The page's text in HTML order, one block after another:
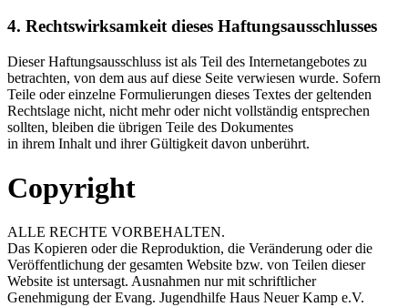
4. Rechtswirksamkeit dieses Haftungsausschlusses
Dieser Haftungsausschluss ist als Teil des Internetangebotes zu
betrachten, von dem aus auf diese Seite verwiesen wurde. Sofern
Teile oder einzelne Formulierungen dieses Textes der geltenden
Rechtslage nicht, nicht mehr oder nicht vollständig entsprechen
sollten, bleiben die übrigen Teile des Dokumentes
in ihrem Inhalt und ihrer Gültigkeit davon unberührt.
Copyright
ALLE RECHTE VORBEHALTEN.
Das Kopieren oder die Reproduktion, die Veränderung oder die
Veröffentlichung der gesamten Website bzw. von Teilen dieser
Website ist untersagt. Ausnahmen nur mit schriftlicher
Genehmigung der Evang. Jugendhilfe Haus Neuer Kamp e.V.